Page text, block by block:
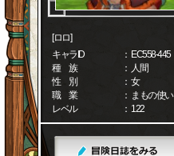
[ロロ]
キャラID
： EC558-445
種 族
： 人間
性 別
： 女
職 業
： まもの使い
レベル
： 122